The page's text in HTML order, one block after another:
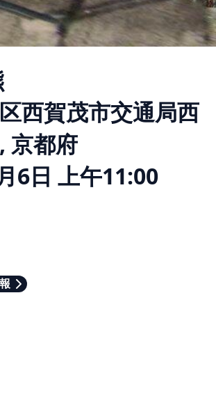
西賀茂市交通局西
京都府
6日 上午11:00